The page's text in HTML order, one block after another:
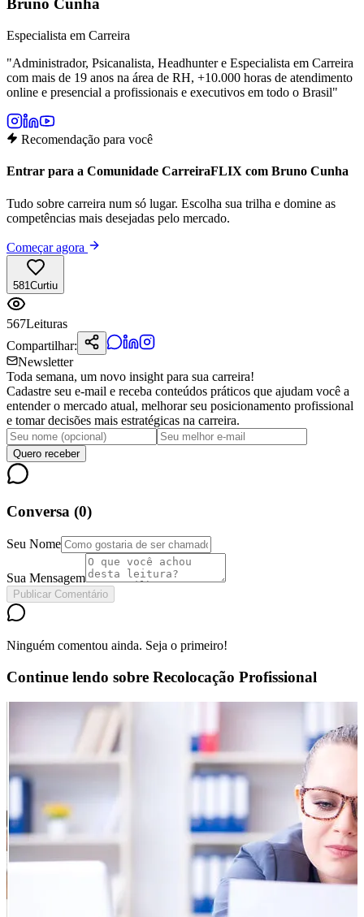
Bruno Cunha
Especialista em Carreira
"Administrador, Psicanalista, Headhunter e Especialista em Carreira
com mais de 19 anos na área de RH, +10.000 horas de atendimento
online e presencial a profissionais e executivos em todo o Brasil"
Recomendação para você
Entrar para a Comunidade CarreiraFLIX com Bruno Cunha
Tudo sobre carreira num só lugar. Escolha sua trilha e domine as
competências mais desejadas pelo mercado.
Começar agora
581Curtiu
567Leituras
Compartilhar:
Newsletter
Toda semana, um novo insight para sua carreira!
Cadastre seu e-mail e receba conteúdos práticos que ajudam você a
entender o mercado atual, melhorar seu posicionamento profissional
e tomar decisões mais estratégicas na carreira.
Quero receber
Conversa (0)
Seu Nome
Sua Mensagem
Publicar Comentário
Ninguém comentou ainda. Seja o primeiro!
Continue lendo sobre Recolocação Profissional